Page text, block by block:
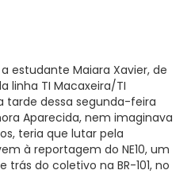
estudante Maiara Xavier, de
linha TI Macaxeira/TI
tarde dessa segunda-feira
Aparecida, nem imaginava
teria que lutar pela
à reportagem do NE10, um
do coletivo na BR-101, no